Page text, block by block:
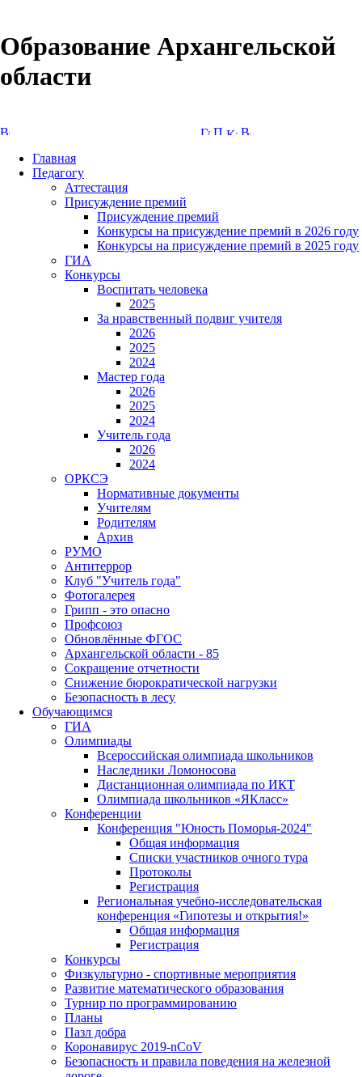
Образование Архангельской
области
Главная
Педагогу
Аттестация
Присуждение премий
Присуждение премий
Конкурсы на присуждение премий в 2026 году
Конкурсы на присуждение премий в 2025 году
ГИА
Конкурсы
Воспитать человека
2025
За нравственный подвиг учителя
2026
2025
2024
Мастер года
2026
2025
2024
Учитель года
2026
2024
ОРКСЭ
Нормативные документы
Учителям
Родителям
Архив
РУМО
Антитеррор
Клуб "Учитель года"
Фотогалерея
Грипп - это опасно
Профсоюз
Обновлённые ФГОС
Архангельской области - 85
Сокращение отчетности
Снижение бюрократической нагрузки
Безопасность в лесу
Обучающимся
ГИА
Олимпиады
Всероссийская олимпиада школьников
Наследники Ломоносова
Дистанционная олимпиада по ИКТ
Олимпиада школьников «ЯКласс»
Конференции
Конференция "Юность Поморья-2024"
Общая информация
Списки участников очного тура
Протоколы
Регистрация
Региональная учебно-исследовательская
конференция «Гипотезы и открытия!»
Общая информация
Регистрация
Конкурсы
Физкультурно - спортивные мероприятия
Развитие математического образования
Турнир по программированию
Планы
Пазл добра
Коронавирус 2019-nCoV
Безопасность и правила поведения на железной